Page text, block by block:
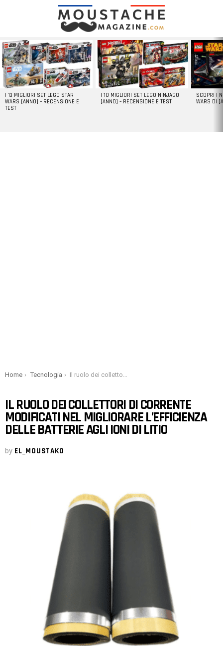
LATEST
STORIES
I 13 MIGLIORI SET LEGO STAR
WARS [ANNO] – RECENSIONE E
TEST
I 10 MIGLIORI SET LEGO NINJAGO
[ANNO] – RECENSIONE E TEST
SCOPRI I
WARS DI
You are here:
Home Tecnologia Il ruolo dei collettori di corrente modificati nel migliorare l’efficienza delle batterie agli ioni di litio
IL RUOLO DEI COLLETTORI DI CORRENTE
MODIFICATI NEL MIGLIORARE L’EFFICIENZA
DELLE BATTERIE AGLI IONI DI LITIO
by EL_MOUSTAKO